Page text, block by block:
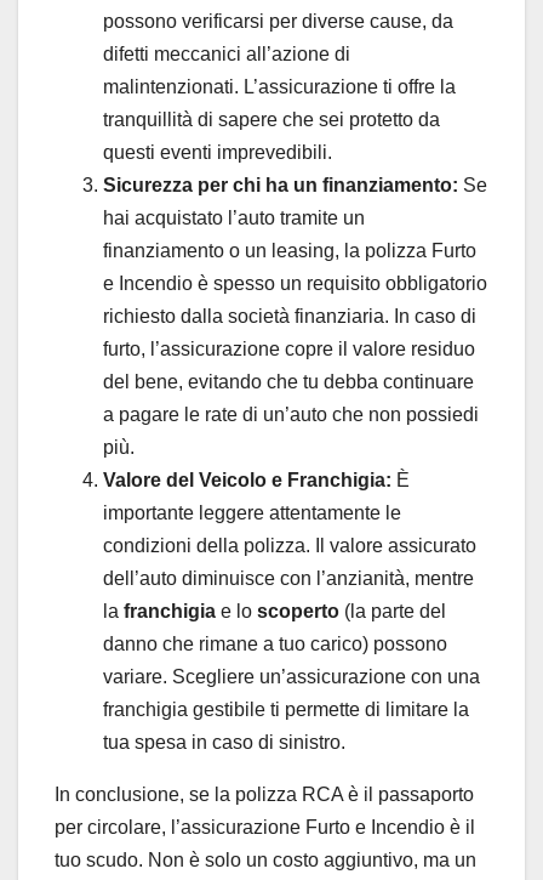
possono verificarsi per diverse cause, da
difetti meccanici all’azione di
malintenzionati. L’assicurazione ti offre la
tranquillità di sapere che sei protetto da
questi eventi imprevedibili.
Sicurezza per chi ha un finanziamento: Se
hai acquistato l’auto tramite un
finanziamento o un leasing, la polizza Furto
e Incendio è spesso un requisito obbligatorio
richiesto dalla società finanziaria. In caso di
furto, l’assicurazione copre il valore residuo
del bene, evitando che tu debba continuare
a pagare le rate di un’auto che non possiedi
più.
Valore del Veicolo e Franchigia: È
importante leggere attentamente le
condizioni della polizza. Il valore assicurato
dell’auto diminuisce con l’anzianità, mentre
la franchigia e lo scoperto (la parte del
danno che rimane a tuo carico) possono
variare. Scegliere un’assicurazione con una
franchigia gestibile ti permette di limitare la
tua spesa in caso di sinistro.
In conclusione, se la polizza RCA è il passaporto
per circolare, l’assicurazione Furto e Incendio è il
tuo scudo. Non è solo un costo aggiuntivo, ma un